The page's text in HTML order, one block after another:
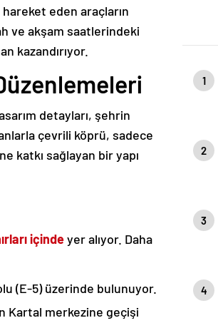
hareket eden araçların
ve akşam saatlerindeki
kazandırıyor.
detayları, şehrin
çevrili köprü, sadece
katkı sağlayan bir yapı
içindeyer alıyor. Daha
(E-5) üzerinde bulunuyor.
Kartal merkezine geçişi
1
2
3
4